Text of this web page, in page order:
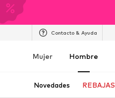
Contacto & Ayuda
Mujer Hombre
Novedades REBAJAS